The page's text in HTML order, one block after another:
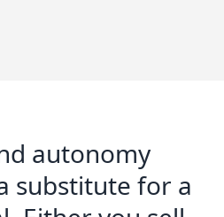
autonomy
substitute for a